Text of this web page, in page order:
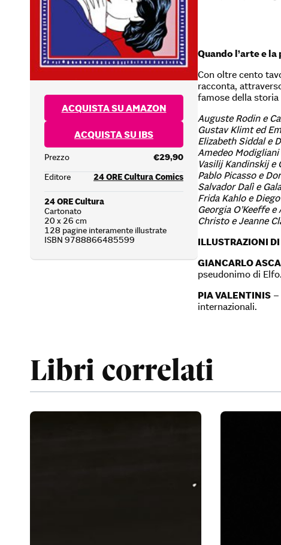
ACQUISTA SU AMAZON
ACQUISTA SU IBS
Prezzo
€29,90
Editore
24 ORE Cultura Comics
24 ORE Cultura
Cartonato
20 x 26 cm
128 pagine interamente illustrate
ISBN 9788866485599
Quando l’arte e
Con oltre cento
racconta,
famose della storia
Auguste Rodin e
Gustav Klimt ed
Elizabeth Siddal e
Amedeo
Vasilij Kandinskij e
Pablo Picasso e
Salvador Dalì e Gala
Frida Kahlo e
Georgia O’Keeffe
Christo e Jeanne
ILLUSTRAZIONI DI
GIANCARLO
pseudonimo di
PIA VALENTINIS –
internazionali.
Libri correlati